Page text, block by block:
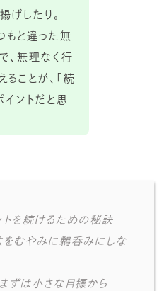
げしたり。
もと違った無
、無理なく行
ることが、「続
イントだと思
を続けるための秘訣
をむやみに鵜呑みにしな
ずは小さな目標から